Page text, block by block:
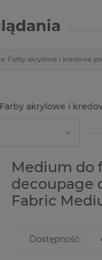
Farby akrylowe i kredowe
Farby akrylowe i
Medium do
decoupage
Fabric
Dostępność: